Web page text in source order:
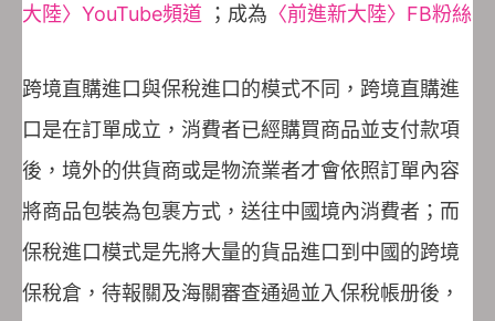
大陸〉YouTube頻道 ；成為 〈前進新大陸〉FB粉絲
跨境直購進口與保稅進口的模式不同，跨境直購進
口是在訂單成立，消費者已經購買商品並支付款項
後，境外的供貨商或是物流業者才會依照訂單內容
將商品包裝為包裹方式，送往中國境內消費者；而
保稅進口模式是先將大量的貨品進口到中國的跨境
保稅倉，待報關及海關審查通過並入保稅帳册後，